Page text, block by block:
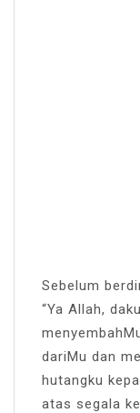
Sebelum
“Ya Allah,
dariMu dan
hutangku
atas segala